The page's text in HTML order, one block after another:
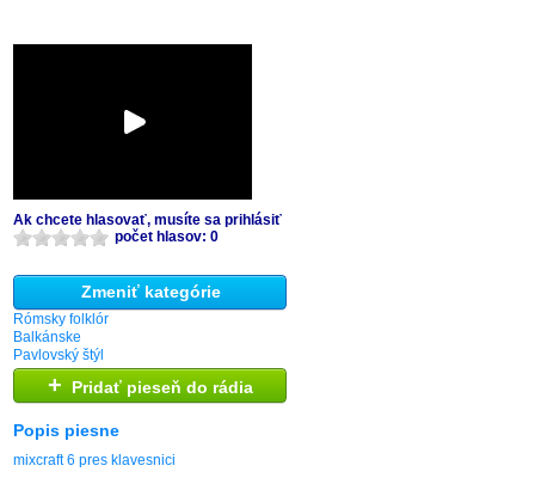
Ak chcete hlasovať, musíte sa prihlásiť
počet hlasov: 0
Zmeniť kategórie
Rómsky folklór
Balkánske
Pavlovský štýl
+ Pridať pieseň do rádia
Popis piesne
mixcraft 6 pres klavesnici